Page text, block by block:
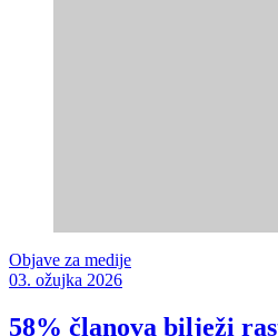
Objave za medije
03. ožujka 2026
58% članova bilježi